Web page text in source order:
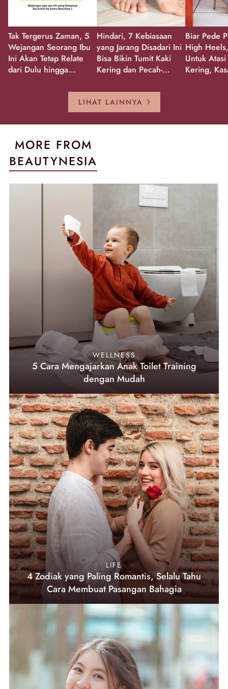
Tak Tergerus Zaman, 5
Wejangan Seorang Ibu
Ini Akan Tetap Relate
dari Dulu hingga
Hindari, 7 Kebiasaan
yang Jarang Disadari Ini
Bisa Bikin Tumit Kaki
Kering dan Pecah-
Biar Pede
High
Untuk
Kering,
LIHAT LAINNYA
MORE FROM
BEAUTYNESIA
WELLNESS
5 Cara Mengajarkan Anak Toilet Training
dengan Mudah
LIFE
4 Zodiak yang Paling Romantis, Selalu Tahu
Cara Membuat Pasangan Bahagia